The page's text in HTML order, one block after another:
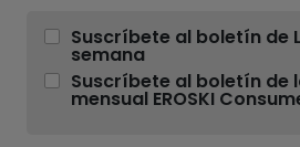
Suscríbete al boletín de
semana
Suscríbete al boletín de
mensual EROSKI